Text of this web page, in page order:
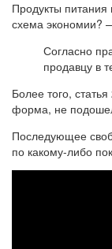
Продукты
схема экономии?
Согласно
продавцу в
Более того,
форма, не
Последующее
по какому-либо